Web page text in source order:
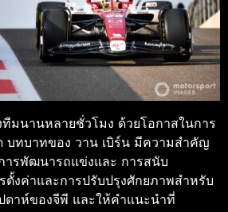
ทีมนานหลายชั่วโมง ด้วยโอกาสในการ
บทบาทของ วาน เบิร์น มีความสําคัญ
ารพัฒนารถแข่งและ การสนับ
งค่าและการปรับปรุงศักยภาพสำหรับ
าห์ของจีพี และให้คำแนะนำที่